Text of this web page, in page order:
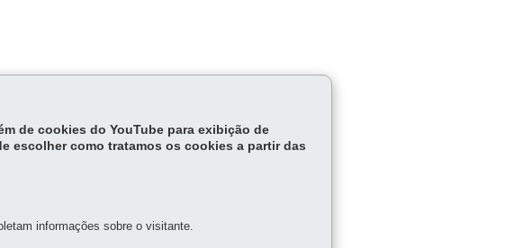
de cookies do YouTube para exibição de
escolher como tratamos os cookies a partir das
informações sobre o visitante.